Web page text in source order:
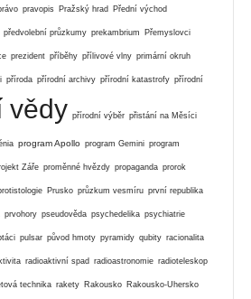
pravopis Pražský hrad Přední východ
předvolební průzkumy prekambrium Přemyslovci
prezident příběhy přílivové vlny primární okruh
příroda přírodní archivy přírodní katastrofy přírodní
vědy přírodní výběr přistání na Měsíci
program Apollo program Gemini program
Záře proměnné hvězdy propaganda prorok
Prusko průzkum vesmíru první republika
prvohory pseudověda psychedelika psychiatrie
pulsar původ hmoty pyramidy qubity racionalita
radioaktivní spad radioastronomie radioteleskop
technika rakety Rakousko Rakousko-Uhersko